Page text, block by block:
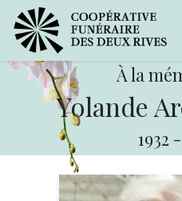
À la
Yolande
1932 -